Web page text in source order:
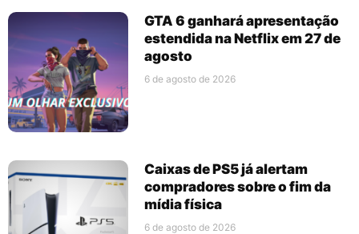
GTA 6 ganhará apresentação
estendida na Netflix em 27 de
agosto
6 de agosto de 2026
Caixas de PS5 já alertam
compradores sobre o fim da
mídia física
6 de agosto de 2026